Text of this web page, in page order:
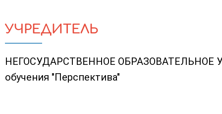
УЧРЕДИТЕЛЬ
НЕГОСУДАРСТВЕННОЕ ОБРАЗОВАТЕЛЬНОЕ
обучения "Перспектива"